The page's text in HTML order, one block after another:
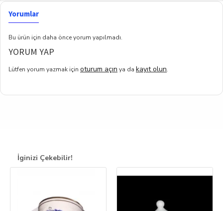
Yorumlar
Bu ürün için daha önce yorum yapılmadı.
YORUM YAP
Lütfen yorum yazmak için oturum açın ya da kayıt olun.
İginizi Çekebilir!